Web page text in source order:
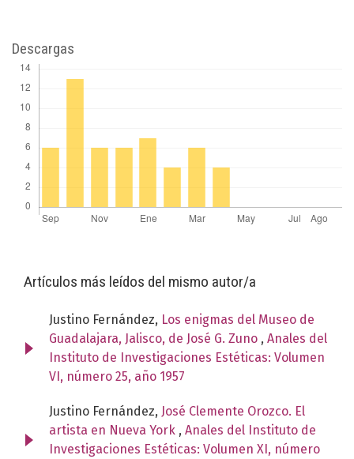
Descargas
Artículos más leídos del mismo autor/a
Justino Fernández, Los enigmas del Museo de
Guadalajara, Jalisco, de José G. Zuno , Anales del
Instituto de Investigaciones Estéticas: Volumen
VI, número 25, año 1957
Justino Fernández, José Clemente Orozco. El
artista en Nueva York , Anales del Instituto de
Investigaciones Estéticas: Volumen XI, número